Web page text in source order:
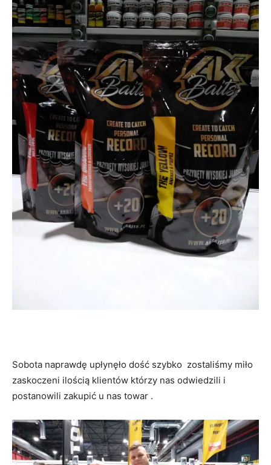
Sobota naprawdę upłynęło dość szybko zostaliśmy miło
zaskoczeni ilością klientów którzy nas odwiedzili i
postanowili zakupić u nas towar .